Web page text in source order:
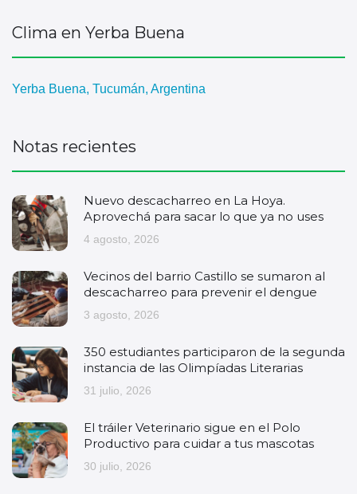
Clima en Yerba Buena
Yerba Buena, Tucumán, Argentina
Notas recientes
Nuevo descacharreo en La Hoya.
Aprovechá para sacar lo que ya no uses
4 agosto, 2026
Vecinos del barrio Castillo se sumaron al
descacharreo para prevenir el dengue
3 agosto, 2026
350 estudiantes participaron de la segunda
instancia de las Olimpíadas Literarias
31 julio, 2026
El tráiler Veterinario sigue en el Polo
Productivo para cuidar a tus mascotas
30 julio, 2026